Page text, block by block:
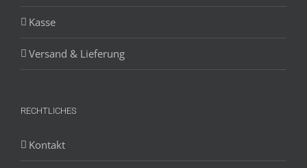
Kasse
Versand & Lieferung
RECHTLICHES
Kontakt